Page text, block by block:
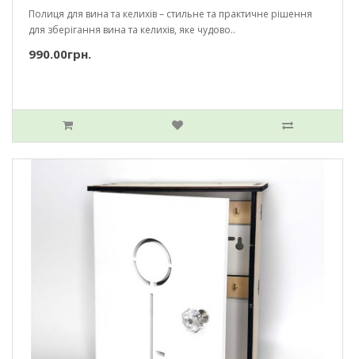
Полиця для вина та келихів – стильне та практичне рішення
для зберігання вина та келихів, яке чудово..
990.00грн.